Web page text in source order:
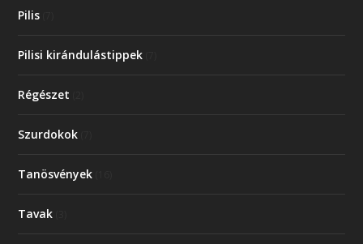
Pilis
Pilisi kirándulástippek
Régészet
Szurdokok
Tanösvények
Tavak